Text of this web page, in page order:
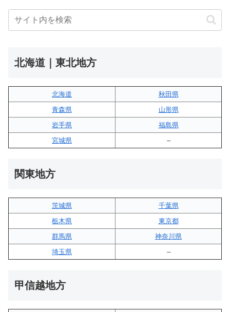
北海道｜東北地方
北海道
秋田県
青森県
山形県
岩手県
福島県
宮城県
–
関東地方
茨城県
千葉県
栃木県
東京都
群馬県
神奈川県
埼玉県
–
甲信越地方